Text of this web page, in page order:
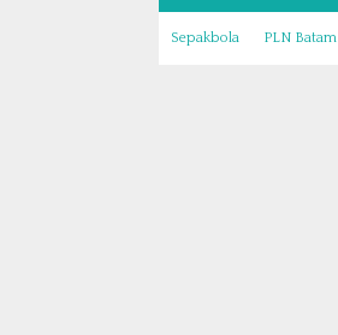
Sepakbola PLN Batam